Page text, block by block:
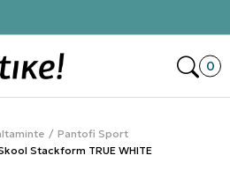
0
Pantofi Sport
Stackform TRUE WHITE